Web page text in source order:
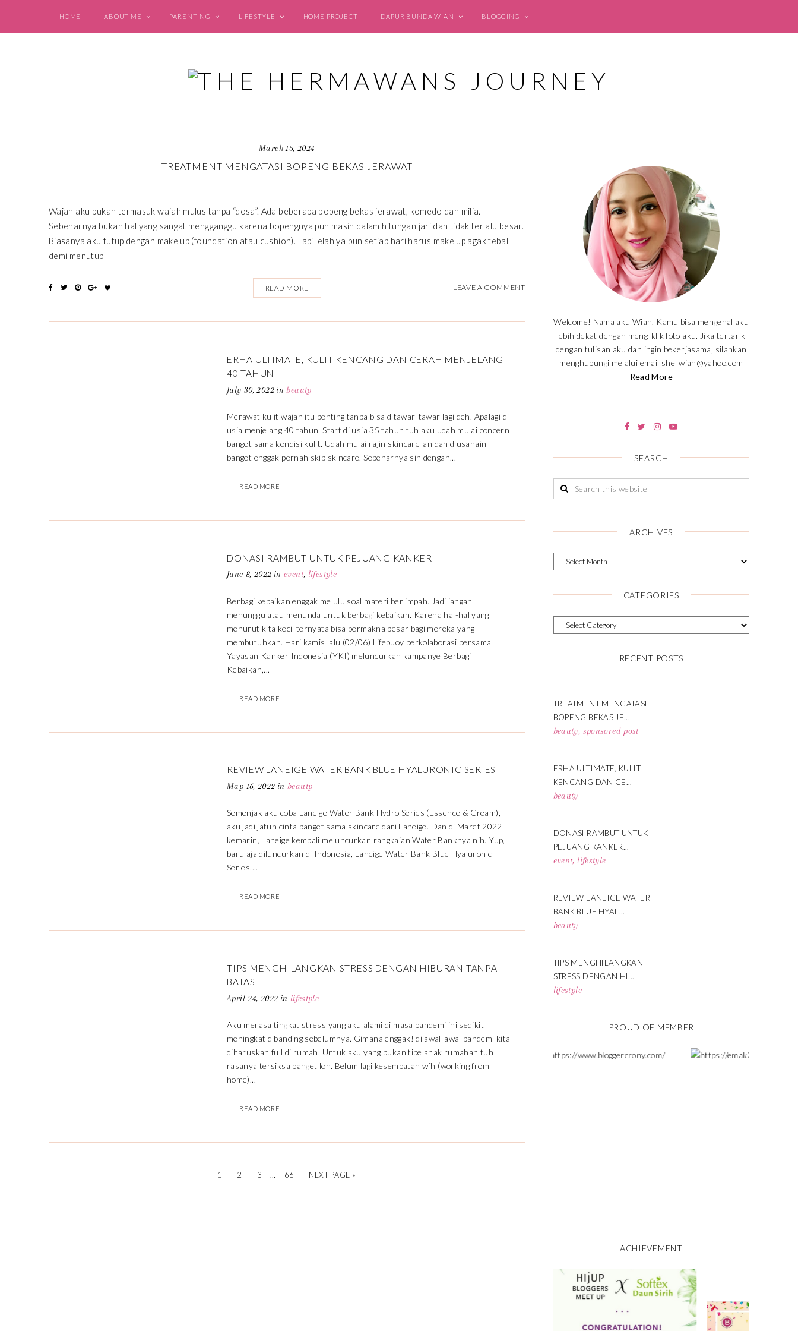
HOME ABOUT ME PARENTING LIFESTYLE HOME PROJECT DAPUR BUNDA WIAN BLOGGING
March 15, 2024
TREATMENT MENGATASI BOPENG BEKAS JERAWAT
Wajah aku bukan termasuk wajah mulus tanpa “dosa”. Ada beberapa bopeng bekas jerawat, komedo dan milia.
Sebenarnya bukan hal yang sangat mengganggu karena bopengnya pun masih dalam hitungan jari dan tidak terlalu besar.
Biasanya aku tutup dengan make up (foundation atau cushion). Tapi lelah ya bun setiap hari harus make up agak tebal
demi menutup
LEAVE A COMMENT
READ MORE
ERHA ULTIMATE, KULIT KENCANG DAN CERAH MENJELANG
40 TAHUN
July 30, 2022 in beauty
Merawat kulit wajah itu penting tanpa bisa ditawar-tawar lagi deh. Apalagi di
usia menjelang 40 tahun. Start di usia 35 tahun tuh aku udah mulai concern
banget sama kondisi kulit. Udah mulai rajin skincare-an dan diusahain
banget enggak pernah skip skincare. Sebenarnya sih dengan...
READ MORE
DONASI RAMBUT UNTUK PEJUANG KANKER
June 8, 2022 in event, lifestyle
Berbagi kebaikan enggak melulu soal materi berlimpah. Jadi jangan
menunggu atau menunda untuk berbagi kebaikan. Karena hal-hal yang
menurut kita kecil ternyata bisa bermakna besar bagi mereka yang
membutuhkan. Hari kamis lalu (02/06) Lifebuoy berkolaborasi bersama
Yayasan Kanker Indonesia (YKI) meluncurkan kampanye Berbagi
Kebaikan,...
READ MORE
REVIEW LANEIGE WATER BANK BLUE HYALURONIC SERIES
May 16, 2022 in beauty
Semenjak aku coba Laneige Water Bank Hydro Series (Essence & Cream),
aku jadi jatuh cinta banget sama skincare dari Laneige. Dan di Maret 2022
kemarin, Laneige kembali meluncurkan rangkaian Water Banknya nih. Yup,
baru aja diluncurkan di Indonesia, Laneige Water Bank Blue Hyaluronic
Series....
READ MORE
TIPS MENGHILANGKAN STRESS DENGAN HIBURAN TANPA
BATAS
April 24, 2022 in lifestyle
Aku merasa tingkat stress yang aku alami di masa pandemi ini sedikit
meningkat dibanding sebelumnya. Gimana enggak! di awal-awal pandemi kita
diharuskan full di rumah. Untuk aku yang bukan tipe anak rumahan tuh
rasanya tersiksa banget loh. Belum lagi kesempatan wfh (working from
home)...
READ MORE
1 2 3 … 66 NEXT PAGE »
Welcome! Nama aku Wian. Kamu bisa mengenal aku
lebih dekat dengan meng-klik foto aku. Jika tertarik
dengan tulisan aku dan ingin bekerjasama, silahkan
menghubungi melalui email she_wian@yahoo.com
Read More
SEARCH
ARCHIVES
CATEGORIES
RECENT POSTS
TREATMENT MENGATASI
BOPENG BEKAS JE...
beauty, sponsored post
ERHA ULTIMATE, KULIT
KENCANG DAN CE...
beauty
DONASI RAMBUT UNTUK
PEJUANG KANKER...
event, lifestyle
REVIEW LANEIGE WATER
BANK BLUE HYAL...
beauty
TIPS MENGHILANGKAN
STRESS DENGAN HI...
lifestyle
PROUD OF MEMBER
ACHIEVEMENT